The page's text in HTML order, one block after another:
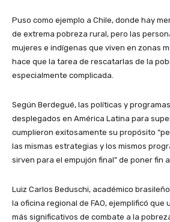
Puso como ejemplo a Chile, donde hay
de extrema pobreza rural, pero las
mujeres e indígenas que viven en zonas
hace que la tarea de rescatarlas de la
especialmente complicada.
Según Berdegué, las políticas y
desplegados en América Latina para
cumplieron exitosamente su propósito
las mismas estrategias y los mismos
sirven para el empujón final” de poner fin
Luiz Carlos Beduschi, académico
la oficina regional de FAO, ejemplificó que
más significativos de combate a la